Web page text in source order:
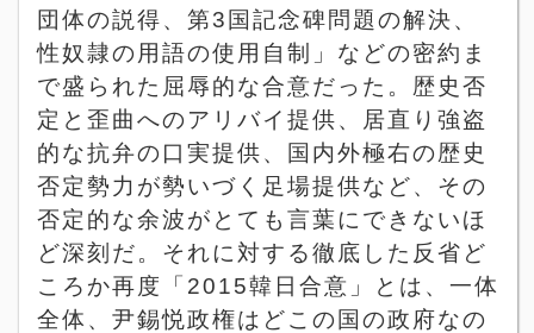
団体の説得、第3 国記念碑問題の解決、
性奴隷の用語の使用自制」などの密約ま
で盛られた屈辱的な合意だった。歴史否
定と歪曲へのアリバイ提供、居直り強盗
的な抗弁の口実提供、国内外極右の歴史
否定勢力が勢いづく足場提供など、その
否定的な余波がとても言葉にできないほ
ど深刻だ。それに対する徹底した反省ど
ころか再度「 2015韓日合意」とは、一体
全体、尹錫悦政権はどこの国の政府なの